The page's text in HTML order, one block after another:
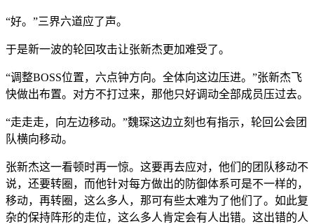
“好。”三界六道应了声。
于是新一波的轮回攻击让张新杰更加难受了。
“调整BOSS位置，六点钟方向。全体向这边压进。”张新杰飞
快做出布置。对方不打过来，那他只好调动全部成员压过去。
“走走走，向左边移动。”魏琛这边立刻也有指示，轮回公会团
队横向移动。
张新杰这一看顿时再一惊。这要再去应对，他们的团队移动不
说，还要转圈，而他针对每方做出的防御体系可是不一样的，
移动，再转圈，这么多人，那可有些太难为了他们了。如此复
杂的保持阵形的走位，这么多人肯定会有人出错。这出错的人